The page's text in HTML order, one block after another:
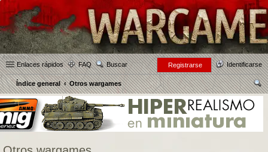
Enlaces rápidos FAQ Buscar Identificarse
Registrarse
Índice general
Otros wargames
us